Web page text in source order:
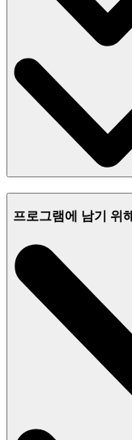
프로그램에 남기 위